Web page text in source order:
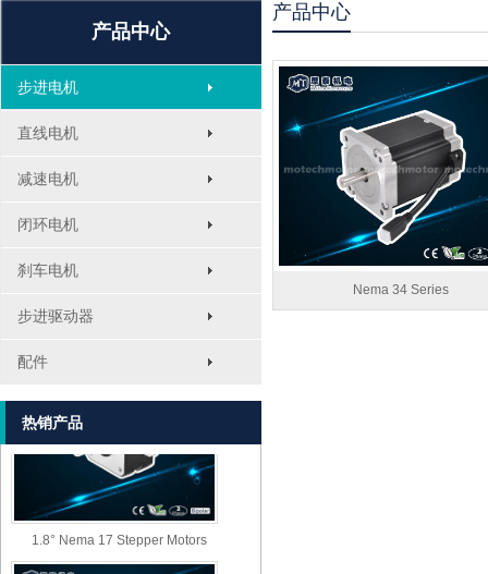
产品中心
步进电机
直线电机
减速电机
闭环电机
刹车电机
步进驱动器
配件
热销产品
MT-1705HS200A
1.8° Nema 17 Stepper Motors
产品中心
Nema 34 Series